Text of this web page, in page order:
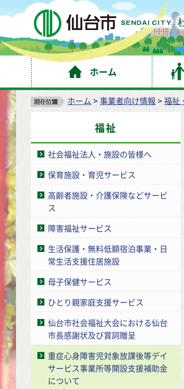
ホーム
ホーム >事業者向け情報 >福祉
福祉
社会福祉法人・施設の皆様へ
保育施設・育児サービス
高齢者施設・介護保険などサービ
ス
障害福祉サービス
生活保護・無料低額宿泊事業・日
常生活支援住居施設
母子保健サービス
ひとり親家庭支援サービス
仙台市社会福祉大会における仙台
市長感謝状及び賞詞贈呈
重症心身障害児対象放課後等デイ
サービス事業所等開設支援補助金
について